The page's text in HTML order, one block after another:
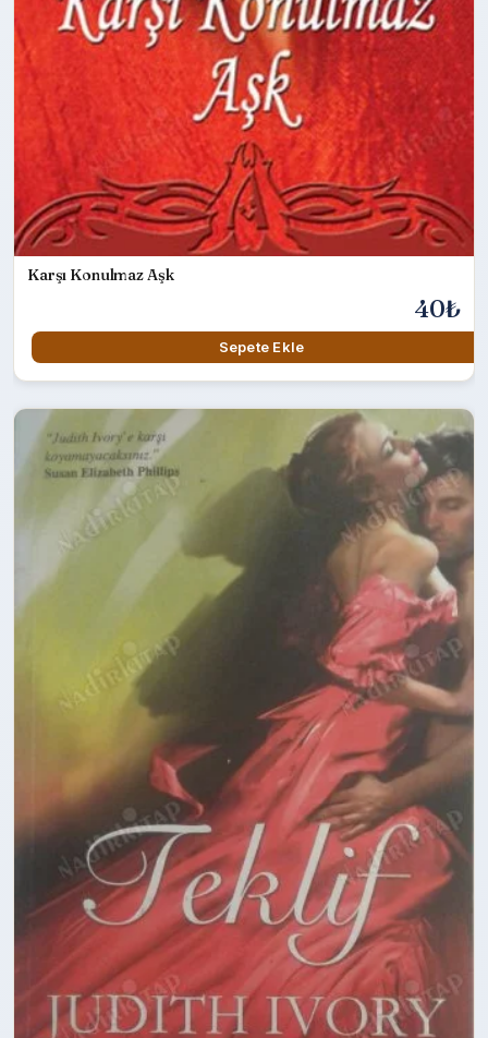
Karşı Konulmaz Aşk
40₺
Sepete Ekle